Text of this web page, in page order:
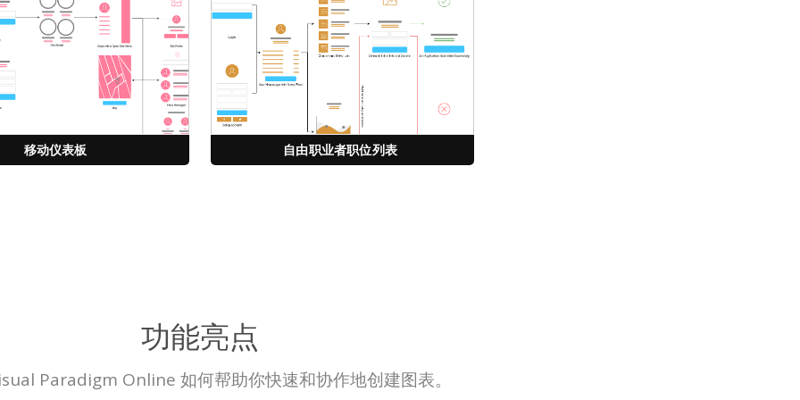
移动仪表板 自由职业者职位列表
功能亮点
Paradigm Online 如何帮助你快速和协作地创建图表。